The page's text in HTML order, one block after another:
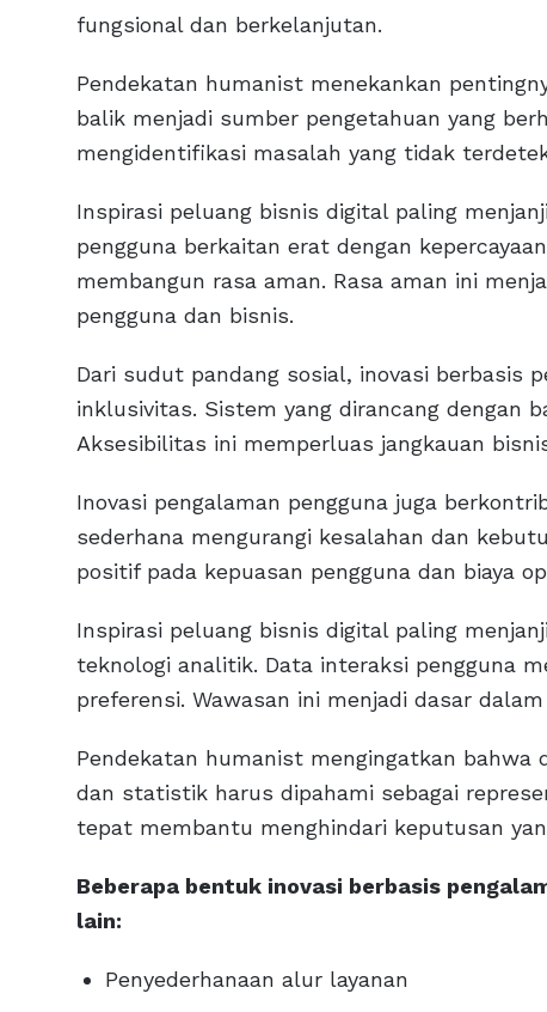
fungsional dan berkelanjutan.
Pendekatan humanist menekankan
balik menjadi sumber pengetahuan yang
mengidentifikasi masalah yang tidak
Inspirasi peluang bisnis digital paling
pengguna berkaitan erat dengan
membangun rasa aman. Rasa aman ini
pengguna dan bisnis.
Dari sudut pandang sosial, inovasi berbasis
inklusivitas. Sistem yang dirancang dengan
Aksesibilitas ini memperluas jangkauan
Inovasi pengalaman pengguna juga
sederhana mengurangi kesalahan dan
positif pada kepuasan pengguna dan biaya
Inspirasi peluang bisnis digital paling
teknologi analitik. Data interaksi pengguna
preferensi. Wawasan ini menjadi dasar
Pendekatan humanist mengingatkan
dan statistik harus dipahami sebagai
tepat membantu menghindari keputusan
Beberapa bentuk inovasi berbasis
lain:
Penyederhanaan alur layanan